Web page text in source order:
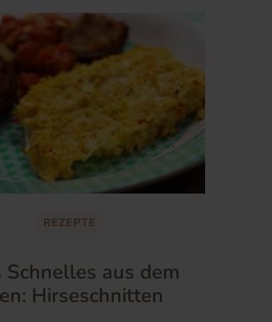
REZEPTE
Schnelles aus dem
Hirseschnitten